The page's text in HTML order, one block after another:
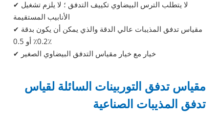
✔
الأنابيب المستقيمة
✔
0.2٪ أو 0.5٪
✔ خيار مع خيار مقياس التدفق البيضاوي الصغير
مقياس تدفق التوربينات السائلة لقياس
تدفق المذيبات الصناعية